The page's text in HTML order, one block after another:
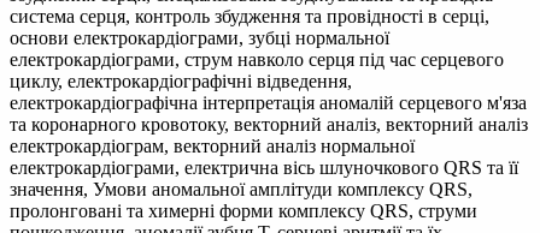
система серця, контроль збудження та провідності в серці,
основи електрокардіограми, зубці нормальної
електрокардіограми, струм навколо серця під час серцевого
циклу, електрокардіографічні відведення,
електрокардіографічна інтерпретація аномалій серцевого м'яза
та коронарного кровотоку, векторний аналіз, векторний аналіз
електрокардіограм, векторний аналіз нормальної
електрокардіограми, електрична вісь шлуночкового QRS та її
значення, Умови аномальної амплітуди комплексу QRS,
пролонговані та химерні форми комплексу QRS, струми